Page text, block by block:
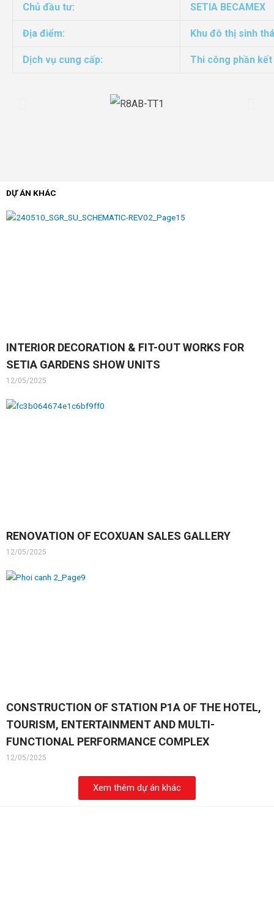
Chủ đầu tư: SETIA BECAMEX
Địa điểm: Khu đô thị sinh
Dịch vụ cung cấp: Thi công phần
DỰ ÁN KHÁC
INTERIOR DECORATION & FIT-OUT WORKS FOR
SETIA GARDENS SHOW UNITS
12/05/2025
RENOVATION OF ECOXUAN SALES GALLERY
12/05/2025
CONSTRUCTION OF STATION P1A OF THE HOTEL,
TOURISM, ENTERTAINMENT AND MULTI-
FUNCTIONAL PERFORMANCE COMPLEX
12/05/2025
Xem thêm dự án khác